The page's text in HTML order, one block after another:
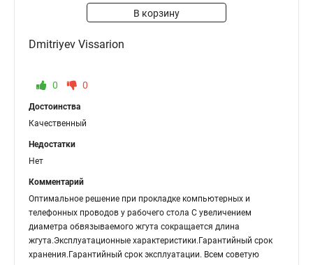
В корзину
Dmitriyev Vissarion
0 0
Достоинства
Качественный
Недостатки
Нет
Комментарий
Оптимальное решение при прокладке компьютерных и
телефонных проводов у рабочего стола С увеличением
диаметра обвязываемого жгута сокращается длина
жгута.Эксплуатационные характеристики.Гарантийный срок
хранения.Гарантийный срок эксплуатации. Всем советую